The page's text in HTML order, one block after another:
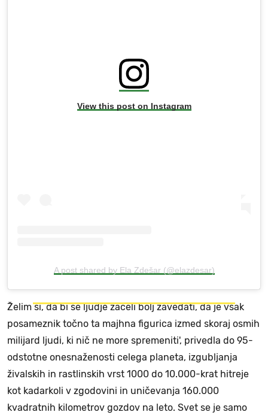
View this post on Instagram
A post shared by Ela Zdešar (@elazdesar)
Želim si, da bi se ljudje začeli bolj zavedati, da je vsak
posameznik točno ta majhna figurica izmed skoraj osmih
milijard ljudi, ki nič ne more spremeniti', privedla do 95-
odstotne onesnaženosti celega planeta, izgubljanja
živalskih in rastlinskih vrst 1000 do 10.000-krat hitreje
kot kadarkoli v zgodovini in uničevanja 160.000
kvadratnih kilometrov gozdov na leto. Svet se je samo